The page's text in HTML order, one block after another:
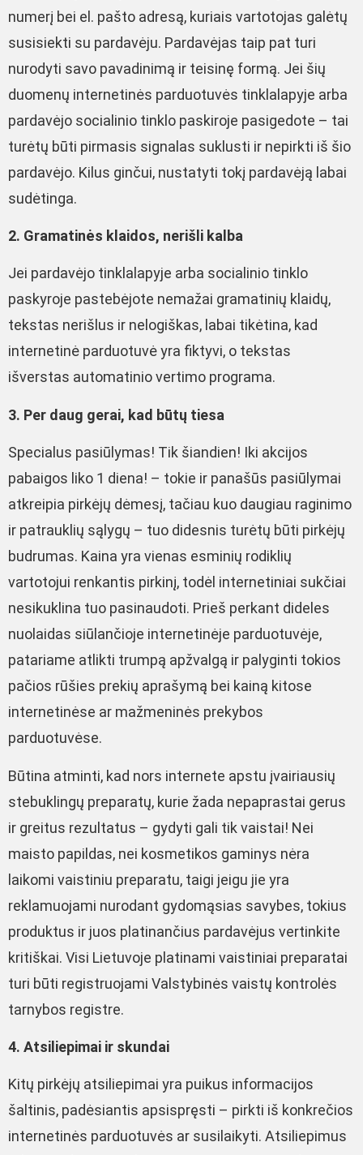
numerį bei el. pašto adresą, kuriais vartotojas galėtų
susisiekti su pardavėju. Pardavėjas taip pat turi
nurodyti savo pavadinimą ir teisinę formą. Jei šių
duomenų internetinės parduotuvės tinklalapyje arba
pardavėjo socialinio tinklo paskiroje pasigedote – tai
turėtų būti pirmasis signalas suklusti ir nepirkti iš šio
pardavėjo. Kilus ginčui, nustatyti tokį pardavėją labai
sudėtinga.
2. Gramatinės klaidos, nerišli kalba
Jei pardavėjo tinklalapyje arba socialinio tinklo
paskyroje pastebėjote nemažai gramatinių klaidų,
tekstas nerišlus ir nelogiškas, labai tikėtina, kad
internetinė parduotuvė yra fiktyvi, o tekstas
išverstas automatinio vertimo programa.
3. Per daug gerai, kad būtų tiesa
Specialus pasiūlymas! Tik šiandien! Iki akcijos
pabaigos liko 1 diena! – tokie ir panašūs pasiūlymai
atkreipia pirkėjų dėmesį, tačiau kuo daugiau raginimo
ir patrauklių sąlygų – tuo didesnis turėtų būti pirkėjų
budrumas. Kaina yra vienas esminių rodiklių
vartotojui renkantis pirkinį, todėl internetiniai sukčiai
nesikuklina tuo pasinaudoti. Prieš perkant dideles
nuolaidas siūlančioje internetinėje parduotuvėje,
patariame atlikti trumpą apžvalgą ir palyginti tokios
pačios rūšies prekių aprašymą bei kainą kitose
internetinėse ar mažmeninės prekybos
parduotuvėse.
Būtina atminti, kad nors internete apstu įvairiausių
stebuklingų preparatų, kurie žada nepaprastai gerus
ir greitus rezultatus – gydyti gali tik vaistai! Nei
maisto papildas, nei kosmetikos gaminys nėra
laikomi vaistiniu preparatu, taigi jeigu jie yra
reklamuojami nurodant gydomąsias savybes, tokius
produktus ir juos platinančius pardavėjus vertinkite
kritiškai. Visi Lietuvoje platinami vaistiniai preparatai
turi būti registruojami Valstybinės vaistų kontrolės
tarnybos registre.
4. Atsiliepimai ir skundai
Kitų pirkėjų atsiliepimai yra puikus informacijos
šaltinis, padėsiantis apsispręsti – pirkti iš konkrečios
internetinės parduotuvės ar susilaikyti. Atsiliepimus